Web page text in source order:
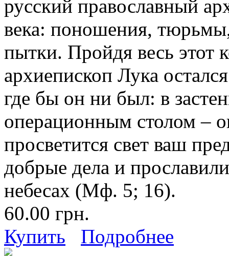
русский православный
века: поношения,
пытки. Пройдя весь этот
архиепископ Лука
где бы он ни был: в
операционным столом –
просветится свет ваш
добрые дела и
небесах (Мф. 5; 16).
60.00 грн.
Купить
Подробнее